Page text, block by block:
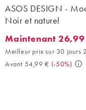
ASOS DESIGN -
Noir et naturel
Maintenant 26,99 €.
Maintenant
Meilleur prix sur 30 jours
Avant 54,99 € (-50%)